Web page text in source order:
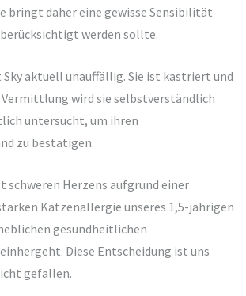
bringt daher eine gewisse Sensibilität
werden sollte.
aktuell unauffällig. Sie ist kastriert und
wird sie selbstverständlich
untersucht, um ihren
zu bestätigen.
schweren Herzens aufgrund einer
Katzenallergie unseres 1,5-jährigen
gesundheitlichen
Diese Entscheidung ist uns
gefallen.